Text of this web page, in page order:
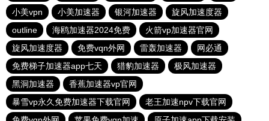
小美vpn
小美加速器 银河加速器
旋风加速度器
outline
海鸥加速器2024免费
火箭vp加速器官网
旋风加速度器
免费vqn外网 雷轰加速器
网必通
免费梯子加速器app七天
猎豹加速器
极风加速器
黑洞加速器
香蕉加速器vp官网
暴雪vp永久免费加速器下载官网
老王加速npv下载官网